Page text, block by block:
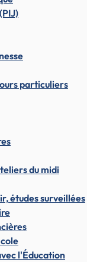
particuliers
du midi
études surveillées
l'Éducation